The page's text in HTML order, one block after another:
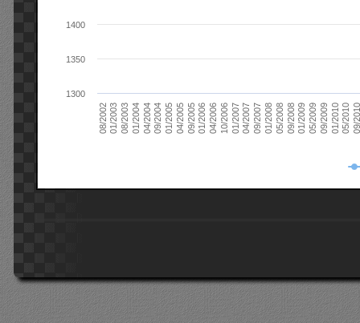
08/200201/200308/200301/200404/200409/200401/200504/200509/200501/200604/200610/200601/200704/200709/200701/200805/200809/200801/200905/200909/200901/201005/201009/
1300
1350
1400